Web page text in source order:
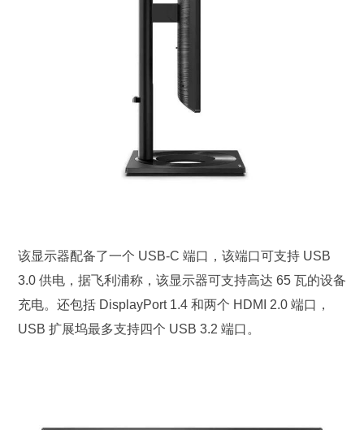
该显示器配备了一个 USB-C 端口，该端口可支持 USB
3.0 供电，据飞利浦称，该显示器可支持高达 65 瓦的设备
充电。还包括 DisplayPort 1.4 和两个 HDMI 2.0 端口，
USB 扩展坞最多支持四个 USB 3.2 端口。